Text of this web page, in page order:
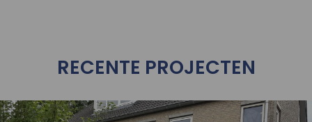
RECENTE PROJECTEN